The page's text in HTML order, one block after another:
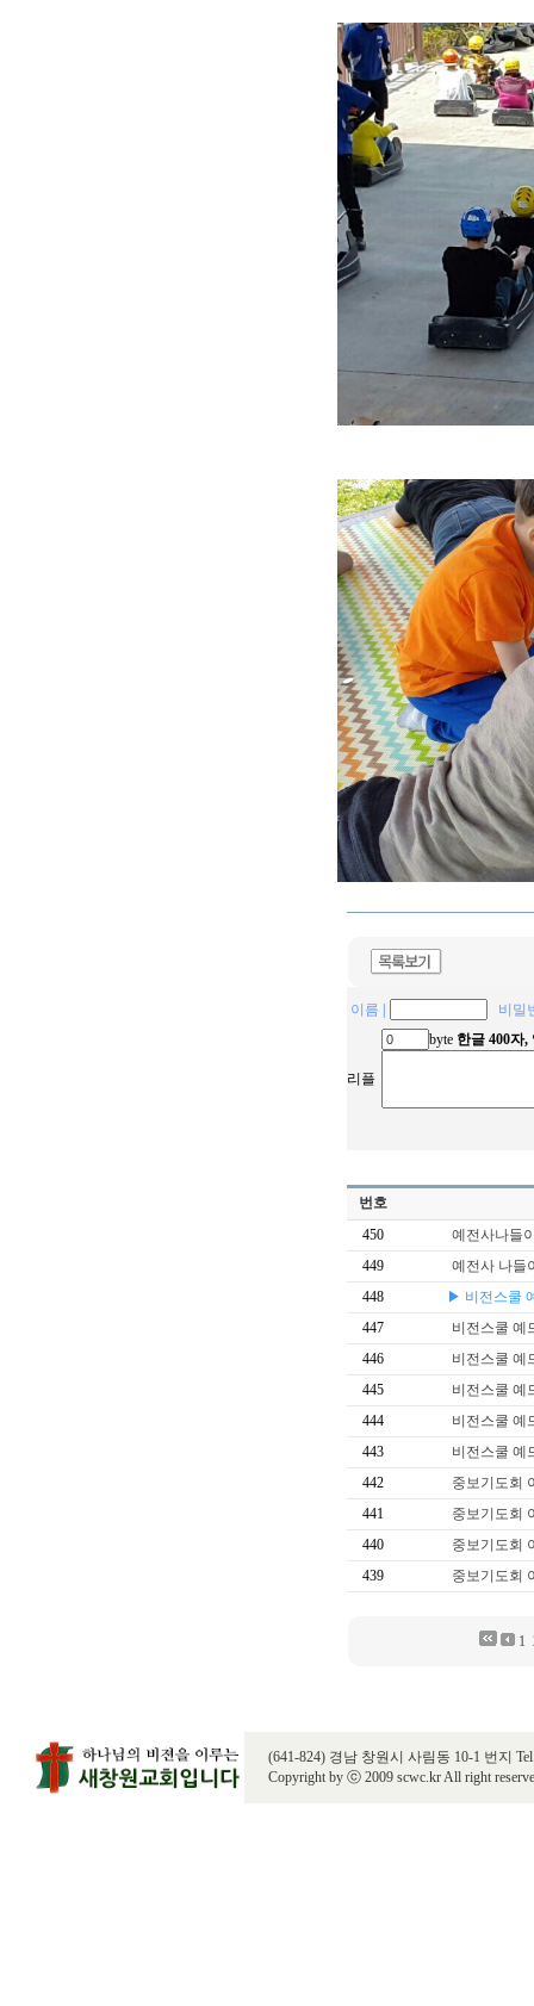
이름
비밀
byte 한글 400자
리플
번호
450
예전사나들
449
예전사 나들
448
▶ 비전스쿨
447
비전스쿨 예
446
비전스쿨 예
445
비전스쿨 예
444
비전스쿨 예
443
비전스쿨 예
442
중보기도회
441
중보기도회
440
중보기도회
439
중보기도회
1
(641-824) 경남 창원시 사림동 10-1 번지
Copyright by ⓒ 2009 scwc.kr All right